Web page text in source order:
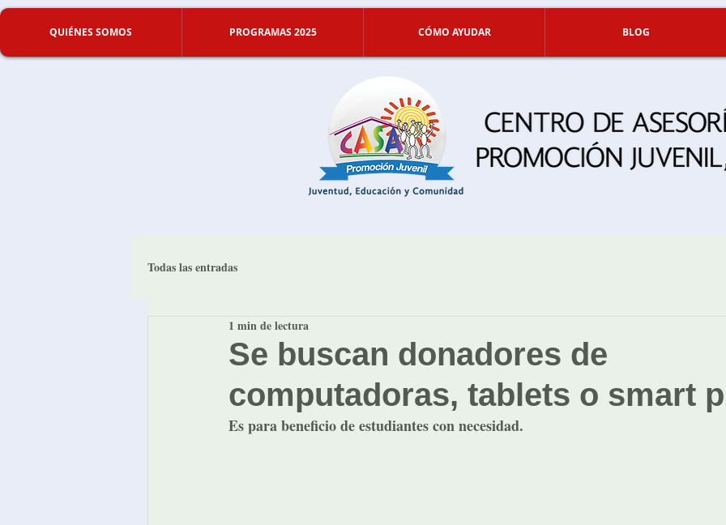
QUIÉNES SOMOS PROGRAMAS 2025 CÓMO AYUDAR BLOG
Todas las entradas
Se buscan donadores de
computadoras, tablets o smart
1 min de lectura
Es para beneficio de estudiantes con necesidad.